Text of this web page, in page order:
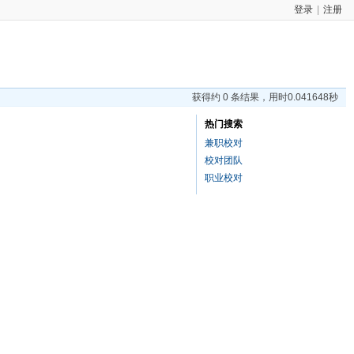
登录 注册
获得约 0 条结果，用时0.041648秒
热门搜索
兼职校对
校对团队
职业校对